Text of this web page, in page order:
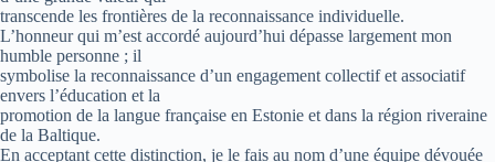
transcende les frontières de la reconnaissance individuelle.
L’honneur qui m’est accordé aujourd’hui dépasse largement mon
humble personne ; il
symbolise la reconnaissance d’un engagement collectif et associatif
envers l’éducation et la
promotion de la langue française en Estonie et dans la région riveraine
de la Baltique.
En acceptant cette distinction, je le fais au nom d’une équipe dévouée